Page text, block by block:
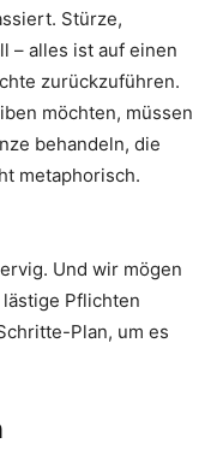
Stürze,
– alles ist auf einen
zurückzuführen.
möchten, müssen
behandeln, die
metaphorisch.
Und wir mögen
Pflichten
Plan, um es